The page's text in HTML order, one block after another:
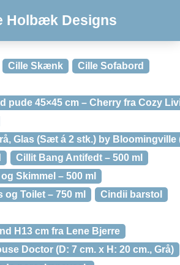
Holbæk Designs
Cille Skænk
Cille Sofabord
pude 45×45 cm – Cherry fra Cozy
Glas (Sæt á 2 stk.) by Bloomingville
Cillit Bang Antifedt – 500 ml
Skimmel – 500 ml
Toilet – 750 ml
Cindii barstol
H13 cm fra Lene Bjerre
Doctor (D: 7 cm. x H: 20 cm., Grå)